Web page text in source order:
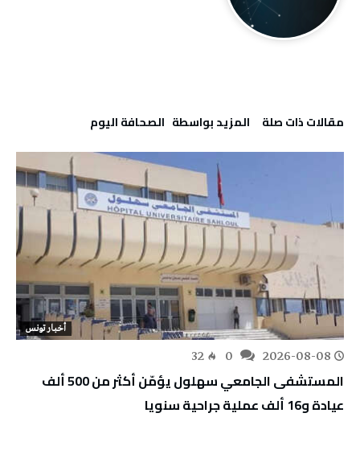
‫مقالات ذات صلة‬ ‫‫المزيد بواسطة‬ ‬ ‭ ‬الصحافة‭ ‬اليوم
أخبار تونس
2026-08-08
32
المستشفى الجامعي سهلول يؤمّن أكثر من 500 ألف
عيادة و16 ألف عملية جراحية سنويا